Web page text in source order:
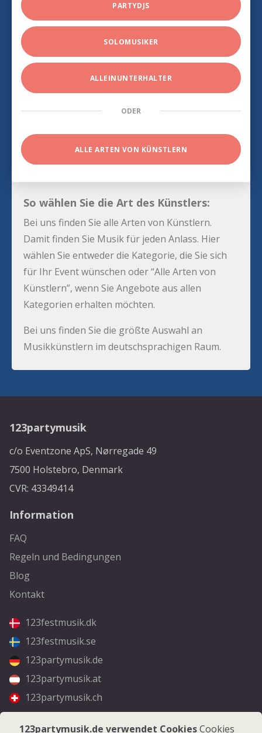
PARTYDJS
SOLOMUSIKER
ALLEINUNTERHALTER
ODER
ALLE ARTEN VON KÜNSTLERN
So wählen Sie die Art des Künstlers:
Bei uns finden Sie alle Arten von Künstlern.
Damit finden Sie Musik für jeden Anlass. Hier
wählen Sie entweder die Kategorie, die Sie sich
für Ihr Event wünschen oder “Alle Arten von
Künstlern”, wenn Sie Angebote aus allen
Kategorien erhalten möchten.
Bei uns finden Sie die größte Auswahl an
Musikkünstlern im deutschsprachigen Raum.
123partymusik
c/o Eventzone ApS, Nørregade 49
7500 Holstebro, Denmark
CVR: 43349414
Information
FAQ
Regeln und Bedingungen
Blog
Kontakt
123festmusik.dk
123festmusik.se
123partymusik.de
123partymusik.at
123partymusik.ch
Folgen Sie uns
123partymusik.de verwendet CookiesCookies